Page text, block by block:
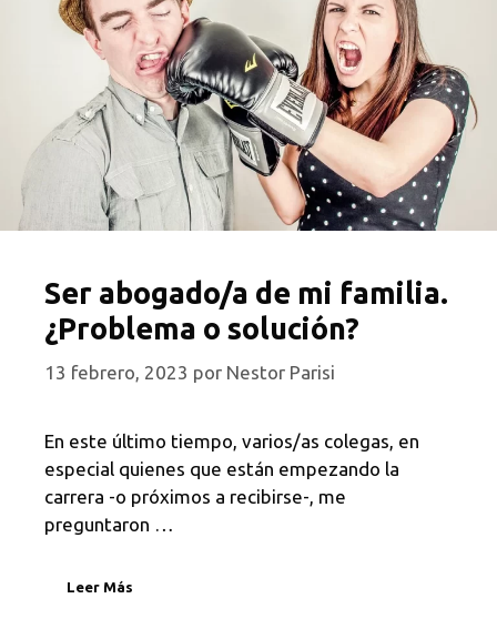
Ser abogado/a de mi familia.
¿Problema o solución?
13 febrero, 2023 por Nestor Parisi
En este último tiempo, varios/as colegas, en
especial quienes que están empezando la
carrera -o próximos a recibirse-, me
preguntaron …
Leer Más